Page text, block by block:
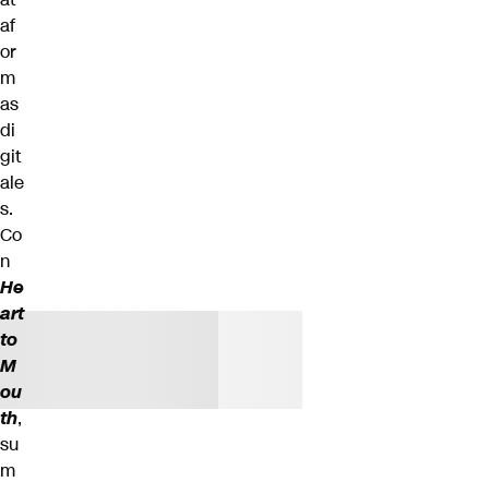
af
or
m
as
di
git
ale
s.
Co
n
He
art
to
M
ou
th,
su
m